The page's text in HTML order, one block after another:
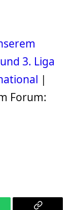
3. Liga
|
Forum: